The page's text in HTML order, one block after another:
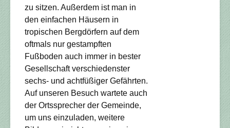
zu sitzen. Außerdem ist man in
den einfachen Häusern in
tropischen Bergdörfern auf dem
oftmals nur gestampften
Fußboden auch immer in bester
Gesellschaft verschiedenster
sechs- und achtfüßiger Gefährten.
Auf unseren Besuch wartete auch
der Ortssprecher der Gemeinde,
um uns einzuladen, weitere